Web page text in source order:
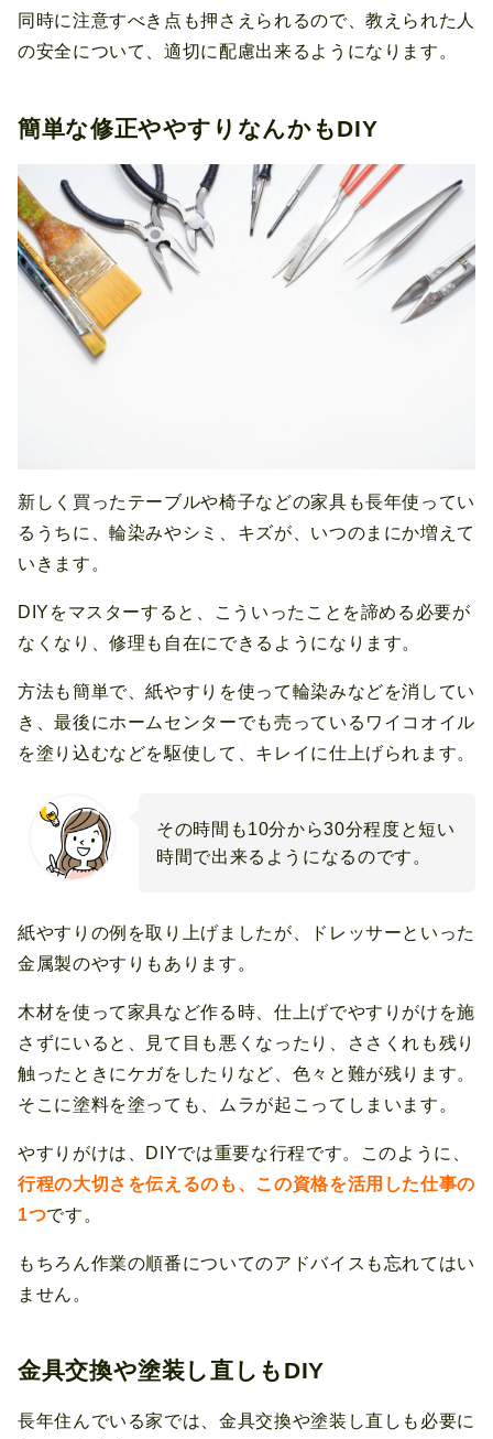
同時に注意すべき点も押さえられるので、教えられた人
の安全について、適切に配慮出来るようになります。
簡単な修正ややすりなんかもDIY
新しく買ったテーブルや椅子などの家具も長年使ってい
るうちに、輪染みやシミ、キズが、いつのまにか増えて
いきます。
DIYをマスターすると、こういったことを諦める必要が
なくなり、修理も自在にできるようになります。
方法も簡単で、紙やすりを使って輪染みなどを消してい
き、最後にホームセンターでも売っているワイコオイル
を塗り込むなどを駆使して、キレイに仕上げられます。
その時間も10分から30分程度と短い
時間で出来るようになるのです。
紙やすりの例を取り上げましたが、ドレッサーといった
金属製のやすりもあります。
木材を使って家具など作る時、仕上げでやすりがけを施
さずにいると、見て目も悪くなったり、ささくれも残り
触ったときにケガをしたりなど、色々と難が残ります。
そこに塗料を塗っても、ムラが起こってしまいます。
やすりがけは、DIYでは重要な行程です。このように、
行程の大切さを伝えるのも、この資格を活用した仕事の
1つです。
もちろん作業の順番についてのアドバイスも忘れてはい
ません。
金具交換や塗装し直しもDIY
長年住んでいる家では、金具交換や塗装し直しも必要に